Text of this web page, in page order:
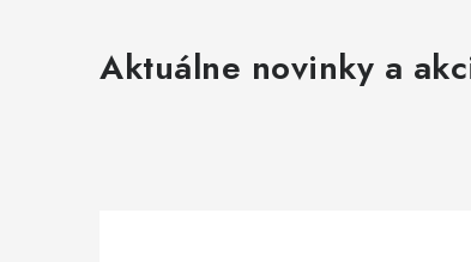
Aktuálne novinky a